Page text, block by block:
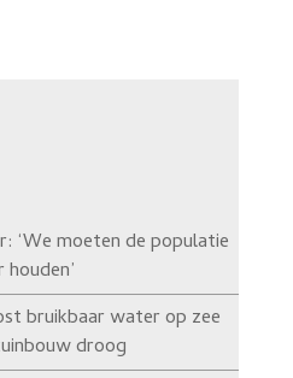
‘We moeten de populatie
bruikbaar water op zee
droog